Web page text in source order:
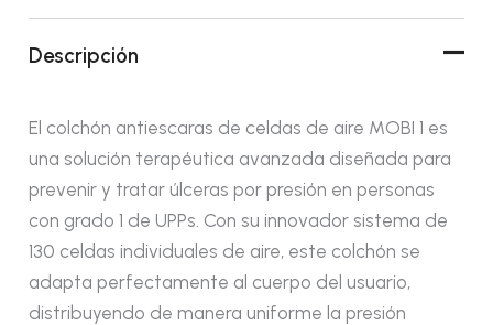
Descripción
El colchón antiescaras de celdas de aire MOBI 1 es
una solución terapéutica avanzada diseñada para
prevenir y tratar úlceras por presión en personas
con grado 1 de UPPs. Con su innovador sistema de
130 celdas individuales de aire, este colchón se
adapta perfectamente al cuerpo del usuario,
distribuyendo de manera uniforme la presión